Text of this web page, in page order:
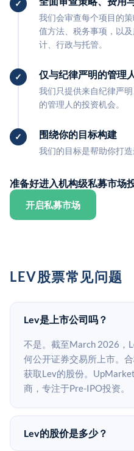
我们会审查每个项目的
值方法、税务事项，以
计、行政与托管。
仅与纪律严明的管理
我们只提供来自纪律严
的管理人的投资机会。
围绕你的目标构建
我们的目标是帮助你打
准备好进入机构级私募市场
开启私募市场
LEV股票常见问题
Lev是上市公司吗？
不是。截至March 2026，
何公开证券交易所上市。
获取Lev的股份。
商，专注于Pre-IPO投资。
Lev的股价是多少？